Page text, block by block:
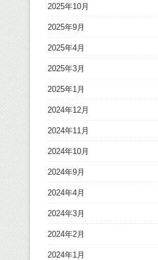
2025年10月
2025年9月
2025年4月
2025年3月
2025年1月
2024年12月
2024年11月
2024年10月
2024年9月
2024年4月
2024年3月
2024年2月
2024年1月